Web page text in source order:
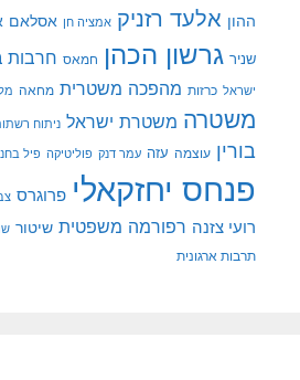
ההון אלעד רזניק אמציה חן אסלאם
שניר גרשון הכהן חמאס חרבות
ישראל כרזות מהפכה משטרית מחאה
משטרה משטרת ישראל ניתוח
בורין עוצמה עזה עמר דנק פוליטיקה פיל
פנחס יחזקאלי פרוגרס
רועי צזנה רפורמה משפטית שיטור
תרבות ארגונית